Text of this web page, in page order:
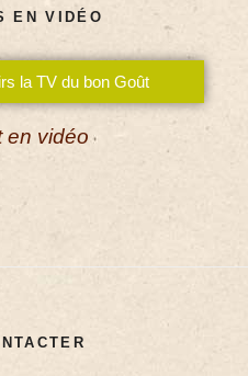
EN VIDÉO
la TV du bon Goût
en vidéo